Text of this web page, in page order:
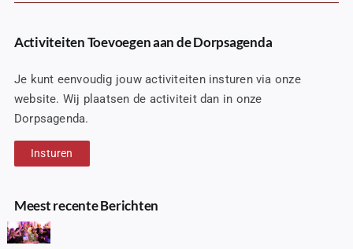
Activiteiten Toevoegen aan de Dorpsagenda
Je kunt eenvoudig jouw activiteiten insturen via onze
website. Wij plaatsen de activiteit dan in onze
Dorpsagenda.
Insturen
Meest recente Berichten